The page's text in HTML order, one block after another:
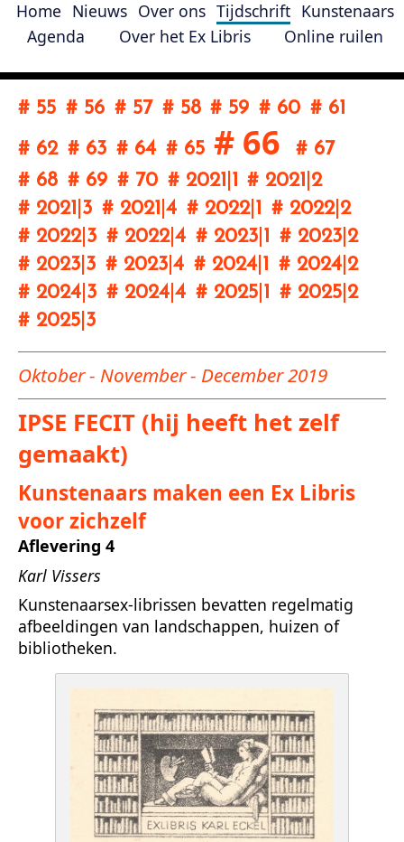
Home Nieuws Over ons Tijdschrift Kunstenaars
Agenda
Over het Ex Libris Online ruilen
# 55 # 56 # 57 # 58 # 59 # 60 # 61
# 62 # 63 # 64 # 65 # 66
# 67
# 68 # 69 # 70 # 2021 1 # 2021 2
# 2021 3 # 2021 4 # 2022| 1 # 2022| 2
# 2022| 3 # 2022| 4 # 2023| 1 # 2023| 2
# 2023 3 # 2023| 4 # 2024| 1 # 2024| 2
# 2024 3 # 2024| 4 # 2025| 1 # 2025| 2
# 2025 3
Oktober - November - December 2019
IPSE FECIT (hij heeft het zelf
gemaakt)
Kunstenaars maken een Ex Libris
voor zichzelf
Aflevering 4
Karl Vissers
Kunstenaarsex-librissen bevatten regelmatig
afbeeldingen van landschappen, huizen of
bibliotheken.